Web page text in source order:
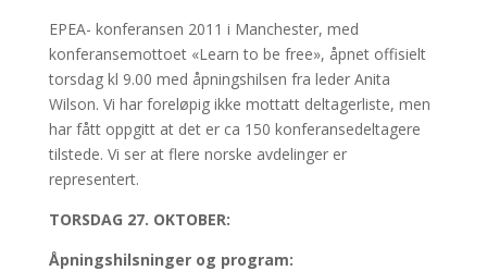
EPEA- konferansen 2011 i Manchester, med
konferansemottoet «Learn to be free», åpnet offisielt
torsdag kl 9.00 med åpningshilsen fra leder Anita
Wilson. Vi har foreløpig ikke mottatt deltagerliste, men
har fått oppgitt at det er ca 150 konferansedeltagere
tilstede. Vi ser at flere norske avdelinger er
representert.
TORSDAG 27. OKTOBER:
Åpningshilsninger og program: